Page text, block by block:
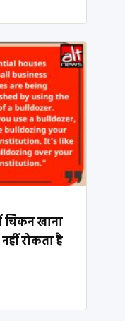
चिकन खाना
रोकता है